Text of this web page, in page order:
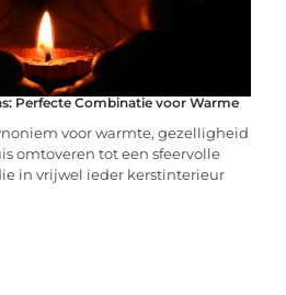
Perfecte Combinatie voor Warme
voor warmte, gezelligheid
omtoveren tot een sfeervolle
in vrijwel ieder kerstinterieur